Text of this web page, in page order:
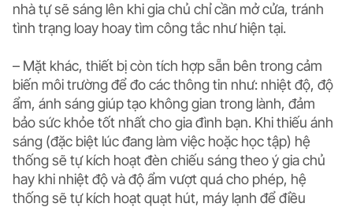
nhà tự sẽ sáng lên khi gia chủ chỉ cần mở cửa, tránh
tình trạng loay hoay tìm công tắc như hiện tại.
– Mặt khác, thiết bị còn tích hợp sẵn bên trong cảm
biến môi trường để đo các thông tin như: nhiệt độ, độ
ẩm, ánh sáng giúp tạo không gian trong lành, đảm
bảo sức khỏe tốt nhất cho gia đình bạn. Khi thiếu ánh
sáng (đặc biệt lúc đang làm việc hoặc học tập) hệ
thống sẽ tự kích hoạt đèn chiếu sáng theo ý gia chủ
hay khi nhiệt độ và độ ẩm vượt quá cho phép, hệ
thống sẽ tự kích hoạt quạt hút, máy lạnh để điều